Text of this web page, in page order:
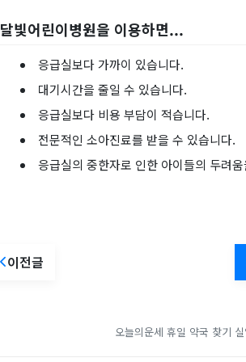
달빛어린이병원을 이용하면...
응급실보다 가까이 있습니다.
대기시간을 줄일 수 있습니다.
응급실보다 비용 부담이 적습니다.
전문적인 소아진료를 받을 수 있습니다.
응급실의 중한자로 인한 아이들의 두려
이전글
오늘의운세 휴일 약국 찾기